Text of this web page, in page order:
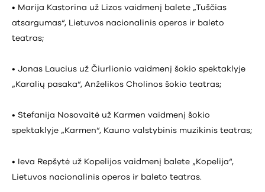
• Marija Kastorina už Lizos vaidmenį balete „Tuščias
atsargumas“, Lietuvos nacionalinis operos ir baleto
teatras;
• Jonas Laucius už Čiurlionio vaidmenį šokio spektaklyje
„Karalių pasaka“, Anželikos Cholinos šokio teatras;
• Stefanija Nosovaitė už Karmen vaidmenį šokio
spektaklyje „Karmen“, Kauno valstybinis muzikinis teatras;
• Ieva Repšytė už Kopelijos vaidmenį balete „Kopelija“,
Lietuvos nacionalinis operos ir baleto teatras.